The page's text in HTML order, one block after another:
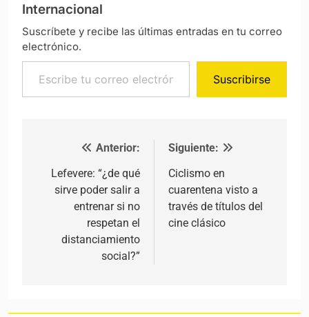
Internacional
Suscríbete y recibe las últimas entradas en tu correo
electrónico.
Escribe tu correo electrónico…
Suscribirse
Navegación de entradas
Anterior:
Lefevere: “¿de qué
sirve poder salir a
entrenar si no
respetan el
distanciamiento
social?”
Siguiente:
Ciclismo en
cuarentena visto a
través de títulos del
cine clásico